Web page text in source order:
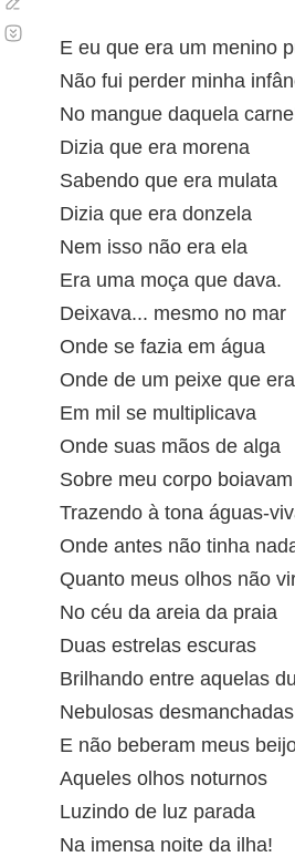
E eu que era um menino
Não fui perder minha
No mangue daquela
Dizia que era morena
Sabendo que era mulata
Dizia que era donzela
Nem isso não era ela
Era uma moça que dava.
Deixava... mesmo no mar
Onde se fazia em água
Onde de um peixe que era
Em mil se multiplicava
Onde suas mãos de alga
Sobre meu corpo boiavam
Trazendo à tona águas-
Onde antes não tinha
Quanto meus olhos não
No céu da areia da praia
Duas estrelas escuras
Brilhando entre aquelas
Nebulosas desmanchadas
E não beberam meus
Aqueles olhos noturnos
Luzindo de luz parada
Na imensa noite da ilha!
automático